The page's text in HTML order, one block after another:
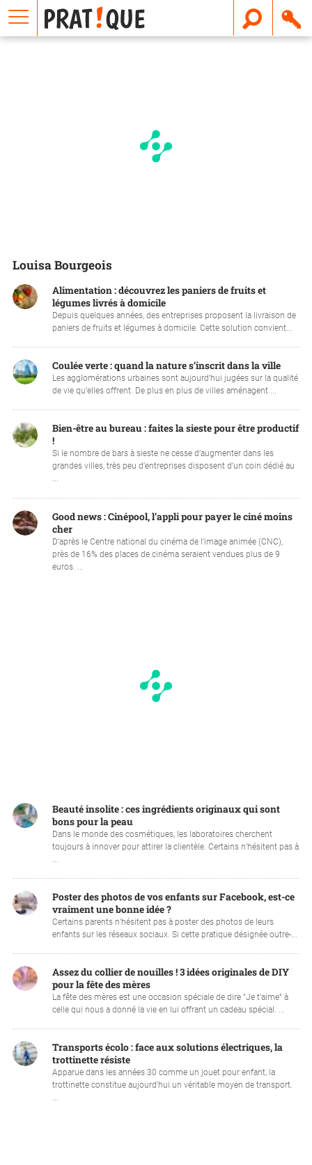
Louisa Bourgeois
Alimentation : découvrez les paniers de fruits et
légumes livrés à domicile
Depuis quelques années, des entreprises proposent la livraison de
paniers de fruits et légumes à domicile. Cette solution convient...
Coulée verte : quand la nature s’inscrit dans la ville
Les agglomérations urbaines sont aujourd’hui jugées sur la qualité
de vie qu’elles offrent. De plus en plus de villes aménagent ...
Bien-être au bureau : faites la sieste pour être productif
!
Si le nombre de bars à sieste ne cesse d’augmenter dans les
grandes villes, très peu d’entreprises disposent d’un coin dédié au
...
Good news : Cinépool, l’appli pour payer le ciné moins
cher
D’après le Centre national du cinéma de l’image animée (CNC),
près de 16% des places de cinéma seraient vendues plus de 9
euros. ...
Beauté insolite : ces ingrédients originaux qui sont
bons pour la peau
Dans le monde des cosmétiques, les laboratoires cherchent
toujours à innover pour attirer la clientèle. Certains n’hésitent pas à
Poster des photos de vos enfants sur Facebook, est-ce
vraiment une bonne idée ?
Certains parents n’hésitent pas à poster des photos de leurs
enfants sur les réseaux sociaux. Si cette pratique désignée outre-...
Assez du collier de nouilles ! 3 idées originales de DIY
pour la fête des mères
La fête des mères est une occasion spéciale de dire “Je t’aime” à
celle qui nous a donné la vie en lui offrant un cadeau spécial. ...
Transports écolo : face aux solutions électriques, la
trottinette résiste
Apparue dans les années 30 comme un jouet pour enfant, la
trottinette constitue aujourd’hui un véritable moyen de transport.
...
E
m
a